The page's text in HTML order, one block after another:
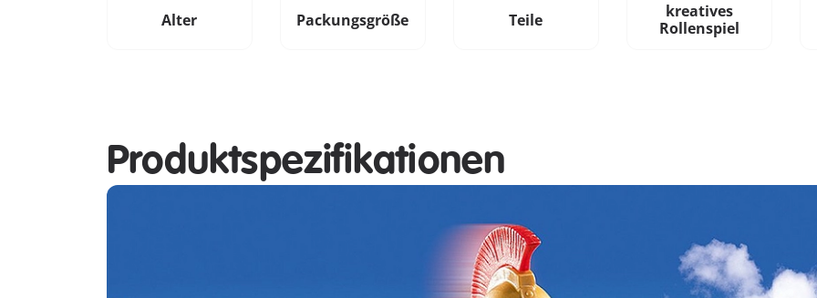
Alter Packungsgröße Teile
kreatives
Rollenspiel
Produktspezifikationen